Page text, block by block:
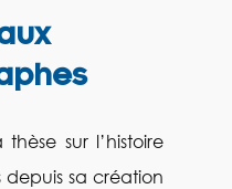
sur l’histoire
sa création